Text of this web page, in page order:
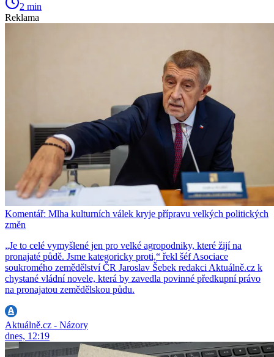
2 min
Reklama
Komentář: Mlha kulturních válek kryje přípravu velkých politických
změn
„Je to celé vymyšlené jen pro velké agropodniky, které žijí na
pronajaté půdě. Jsme kategoricky proti,“ řekl šéf Asociace
soukromého zemědělství ČR Jaroslav Šebek redakci Aktuálně.cz k
chystané vládní novele, která by zavedla povinné předkupní právo
na pronajatou zemědělskou půdu.
Aktuálně.cz - Názory
dnes, 12:19